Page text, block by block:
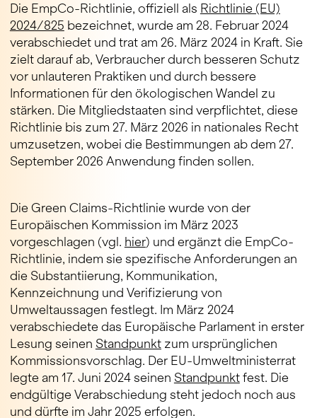
Die EmpCo-Richtlinie, offiziell als Richtlinie (EU)
2024/825 bezeichnet, wurde am 28. Februar 2024
verabschiedet und trat am 26. März 2024 in Kraft. Sie
zielt darauf ab, Verbraucher durch besseren Schutz
vor unlauteren Praktiken und durch bessere
Informationen für den ökologischen Wandel zu
stärken. Die Mitgliedstaaten sind verpflichtet, diese
Richtlinie bis zum 27. März 2026 in nationales Recht
umzusetzen, wobei die Bestimmungen ab dem 27.
September 2026 Anwendung finden sollen.
Die Green Claims-Richtlinie wurde von der
Europäischen Kommission im März 2023
vorgeschlagen (vgl. hier) und ergänzt die EmpCo-
Richtlinie, indem sie spezifische Anforderungen an
die Substantiierung, Kommunikation,
Kennzeichnung und Verifizierung von
Umweltaussagen festlegt. Im März 2024
verabschiedete das Europäische Parlament in erster
Lesung seinen Standpunktzum ursprünglichen
Kommissionsvorschlag. Der EU-Umweltministerrat
legte am 17. Juni 2024 seinen Standpunktfest. Die
endgültige Verabschiedung steht jedoch noch aus
und dürfte im Jahr 2025 erfolgen.